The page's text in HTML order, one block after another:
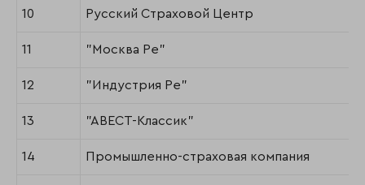
10 Русский Страховой Центр
11 "Москва Ре"
12 "Индустрия Ре"
13 "АВЕСТ-Классик"
14 Промышленно-страховая компания